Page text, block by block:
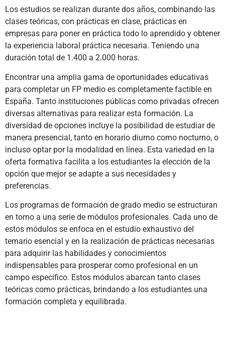
Los estudios se realizan durante dos años, combinando las
clases teóricas, con prácticas en clase, prácticas en
empresas para poner en práctica todo lo aprendido y obtener
la experiencia laboral práctica necesaria. Teniendo una
duración total de 1.400 a 2.000 horas.
Encontrar una amplia gama de oportunidades educativas
para completar un FP medio es completamente factible en
España. Tanto instituciones públicas como privadas ofrecen
diversas alternativas para realizar esta formación. La
diversidad de opciones incluye la posibilidad de estudiar de
manera presencial, tanto en horario diurno como nocturno, o
incluso optar por la modalidad en línea. Esta variedad en la
oferta formativa facilita a los estudiantes la elección de la
opción que mejor se adapte a sus necesidades y
preferencias.
Los programas de formación de grado medio se estructuran
en torno a una serie de módulos profesionales. Cada uno de
estos módulos se enfoca en el estudio exhaustivo del
temario esencial y en la realización de prácticas necesarias
para adquirir las habilidades y conocimientos
indispensables para prosperar como profesional en un
campo específico. Estos módulos abarcan tanto clases
teóricas como prácticas, brindando a los estudiantes una
formación completa y equilibrada.